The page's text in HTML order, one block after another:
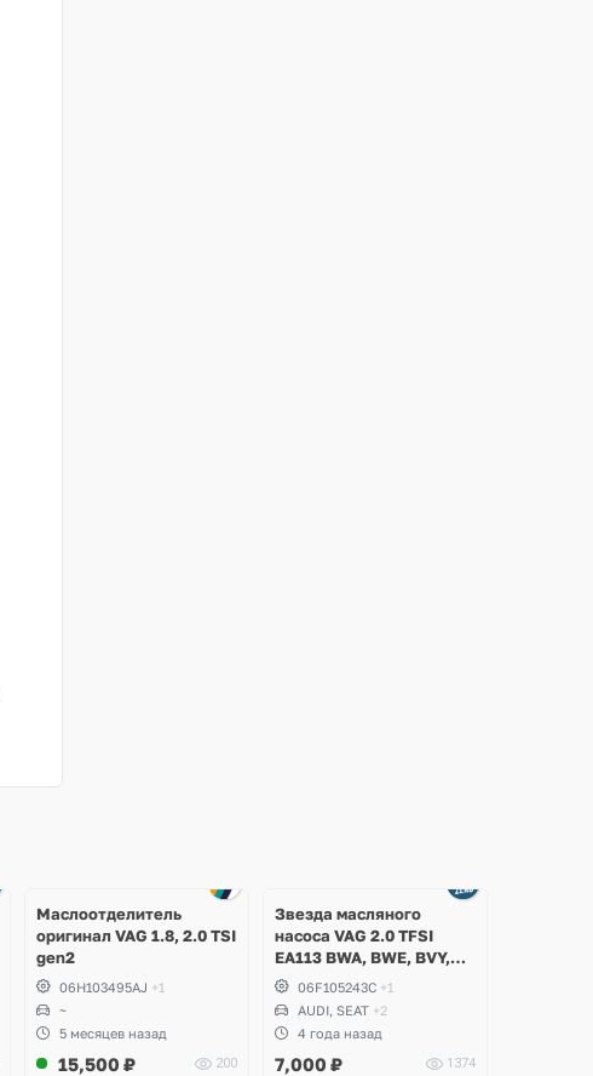
Маслоотделитель
оригинал VAG 1.8, 2.0 TSI
gen2
06H103495AJ +1
~
5 месяцев назад
15,500 ₽ 200
Звезда масляного
насоса VAG 2.0 TFSI
EA113 BWA, BWE, BVY,
CDLA, CDLC, Audi,
Volkswagen, Skoda, Seat
06F105243C +1
AUDI, SEAT +2
4 года назад
7,000 ₽ 1374